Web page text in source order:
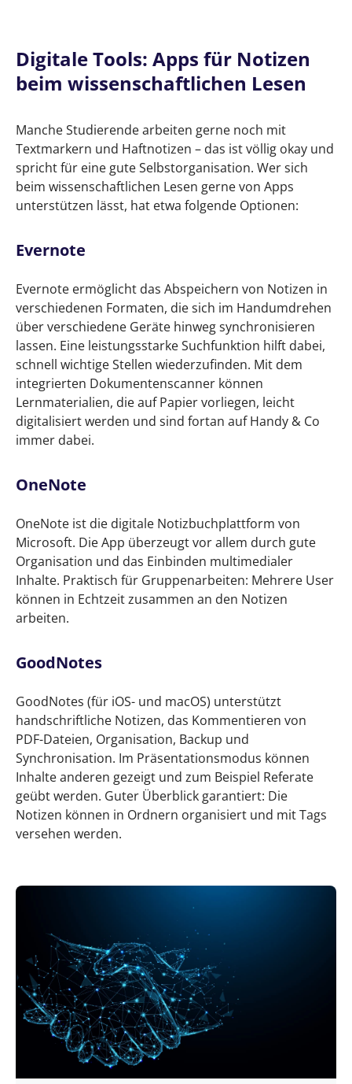
Digitale Tools: Apps für Notizen
beim wissenschaftlichen Lesen
Manche Studierende arbeiten gerne noch mit
Textmarkern und Haftnotizen – das ist völlig okay und
spricht für eine gute Selbstorganisation. Wer sich
beim wissenschaftlichen Lesen gerne von Apps
unterstützen lässt, hat etwa folgende Optionen:
Evernote
Evernote ermöglicht das Abspeichern von Notizen in
verschiedenen Formaten, die sich im Handumdrehen
über verschiedene Geräte hinweg synchronisieren
lassen. Eine leistungsstarke Suchfunktion hilft dabei,
schnell wichtige Stellen wiederzufinden. Mit dem
integrierten Dokumentenscanner können
Lernmaterialien, die auf Papier vorliegen, leicht
digitalisiert werden und sind fortan auf Handy & Co
immer dabei.
OneNote
OneNote ist die digitale Notizbuchplattform von
Microsoft. Die App überzeugt vor allem durch gute
Organisation und das Einbinden multimedialer
Inhalte. Praktisch für Gruppenarbeiten: Mehrere User
können in Echtzeit zusammen an den Notizen
arbeiten.
GoodNotes
GoodNotes (für iOS- und macOS) unterstützt
handschriftliche Notizen, das Kommentieren von
PDF-Dateien, Organisation, Backup und
Synchronisation. Im Präsentationsmodus können
Inhalte anderen gezeigt und zum Beispiel Referate
geübt werden. Guter Überblick garantiert: Die
Notizen können in Ordnern organisiert und mit Tags
versehen werden.